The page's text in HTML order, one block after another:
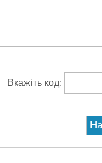
Вкажіть код: